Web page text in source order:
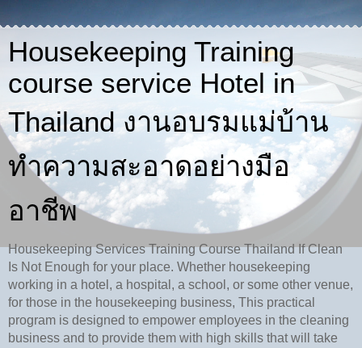
Housekeeping Training
course service Hotel in
Thailand งานอบรมแม่บ้าน
ทำความสะอาดอย่างมือ
อาชีพ
Housekeeping Services Training Course Thailand If Clean
Is Not Enough for your place. Whether housekeeping
working in a hotel, a hospital, a school, or some other venue,
for those in the housekeeping business, This practical
program is designed to empower employees in the cleaning
business and to provide them with high skills that will take